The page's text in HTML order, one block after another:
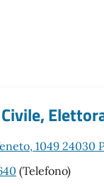
1049 24030
(Telefono)